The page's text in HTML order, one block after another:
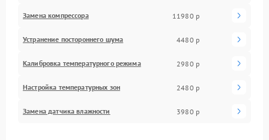
Замена компрессора 11980 р
Устранение постороннего шума 4480 р
Калибровка температурного режима 2980 р
Настройка температурных зон 2480 р
Замена датчика влажности 3980 р